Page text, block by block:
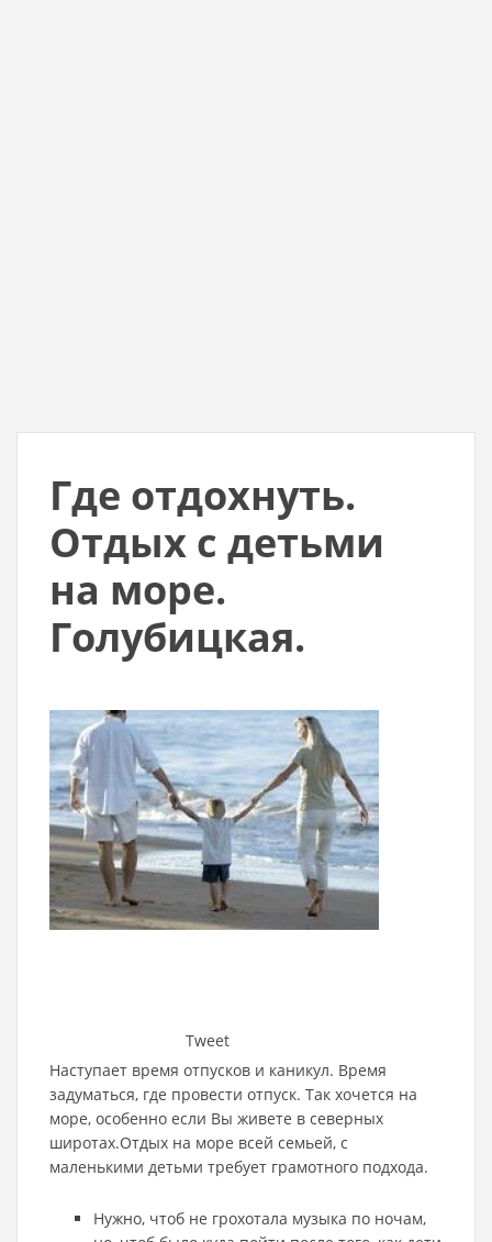
Где отдохнуть.
Отдых с детьми
на море.
Голубицкая.
Tweet
Наступает время отпусков и каникул. Время
задуматься, где провести отпуск. Так хочется на
море, особенно если Вы живете в северных
широтах.Отдых на море всей семьей, с
маленькими детьми требует грамотного подхода.
Нужно, чтоб не грохотала музыка по ночам,